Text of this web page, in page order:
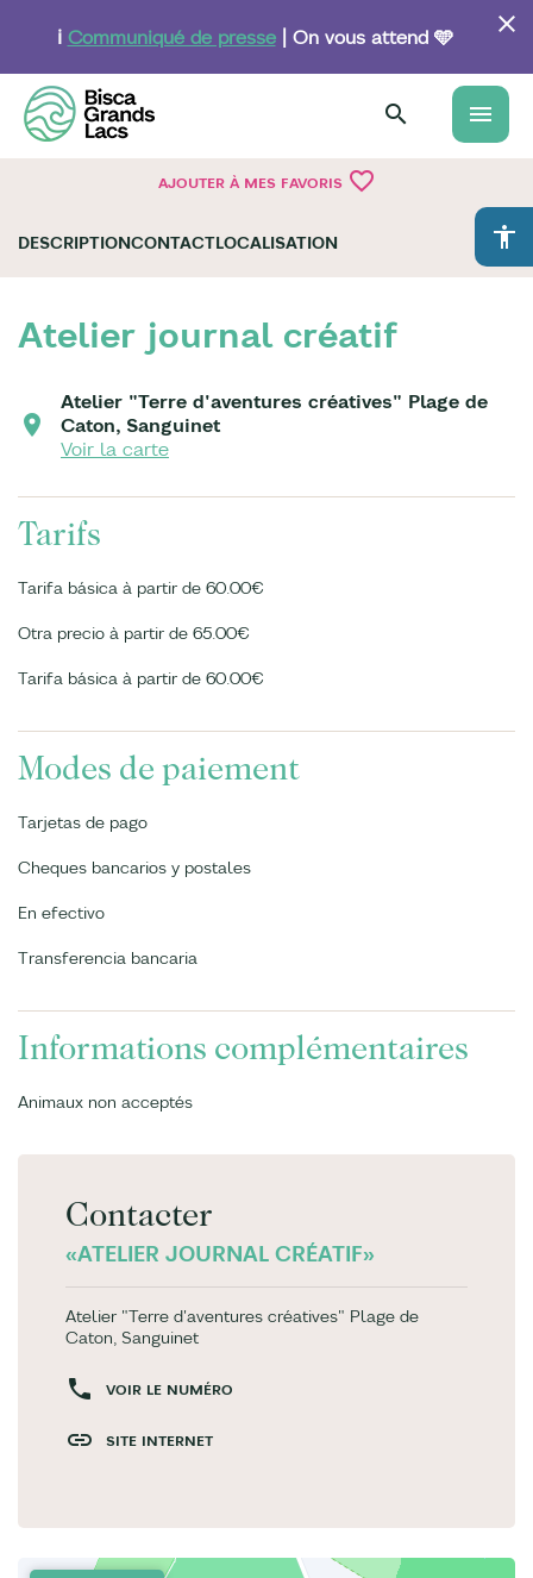
principal
ℹ️ Communiqué de presse| On vous attend 🩵
menu
AJOUTER À MES FAVORIS favorite_border
accessibility
DESCRIPTIONCONTACTLOCALISATION
Atelier journal créatif
Atelier "Terre d'aventures créatives" Plage de
Caton, Sanguinet
Voir la carte
Tarifs
Tarifa básica à partir de 60.00€
Otra precio à partir de 65.00€
Tarifa básica à partir de 60.00€
Modes de paiement
Tarjetas de pago
Cheques bancarios y postales
En efectivo
Transferencia bancaria
Informations complémentaires
Animaux non acceptés
Contacter
«ATELIER JOURNAL CRÉATIF»
Atelier "Terre d'aventures créatives" Plage de
Caton, Sanguinet
VOIR LE NUMÉRO
SITE INTERNET